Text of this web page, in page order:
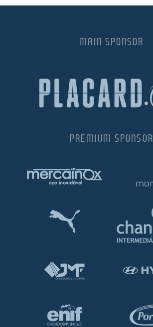
MAIN SPONSOR
PREMIUM SPONSOR